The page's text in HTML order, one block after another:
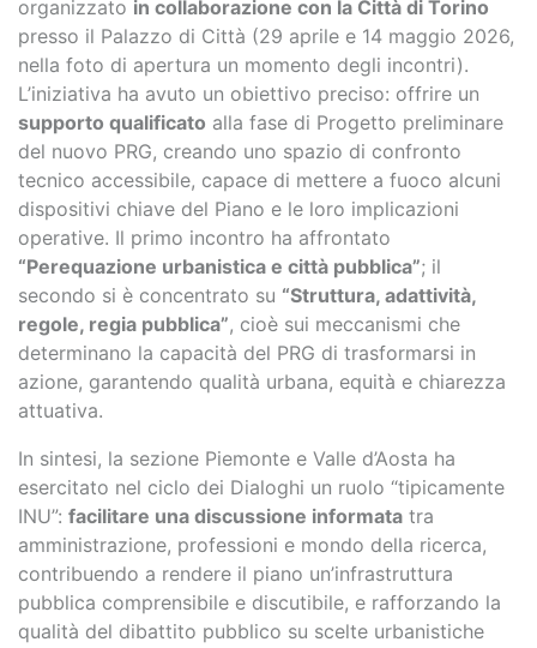
organizzato in collaborazione con la Città di Torino
presso il Palazzo di Città (29 aprile e 14 maggio 2026,
nella foto di apertura un momento degli incontri).
L’iniziativa ha avuto un obiettivo preciso: offrire un
supporto qualificato alla fase di Progetto preliminare
del nuovo PRG, creando uno spazio di confronto
tecnico accessibile, capace di mettere a fuoco alcuni
dispositivi chiave del Piano e le loro implicazioni
operative. Il primo incontro ha affrontato
“Perequazione urbanistica e città pubblica”; il
secondo si è concentrato su “Struttura, adattività,
regole, regia pubblica”, cioè sui meccanismi che
determinano la capacità del PRG di trasformarsi in
azione, garantendo qualità urbana, equità e chiarezza
attuativa.
In sintesi, la sezione Piemonte e Valle d’Aosta ha
esercitato nel ciclo dei Dialoghi un ruolo “tipicamente
INU”: facilitare una discussione informata tra
amministrazione, professioni e mondo della ricerca,
contribuendo a rendere il piano un’infrastruttura
pubblica comprensibile e discutibile, e rafforzando la
qualità del dibattito pubblico su scelte urbanistiche